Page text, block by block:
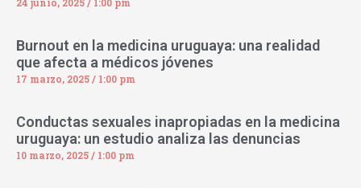
Burnout en la medicina uruguaya: una realidad
que afecta a médicos jóvenes
17 marzo, 2025 1:00 pm
Conductas sexuales inapropiadas en la medicina
uruguaya: un estudio analiza las denuncias
10 marzo, 2025 1:00 pm